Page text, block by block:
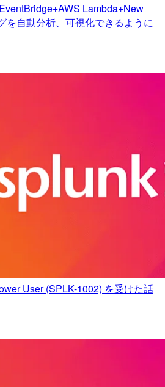
Lambda+New
を自動分析、可視化できるように
User (SPLK-1002) を受けた話